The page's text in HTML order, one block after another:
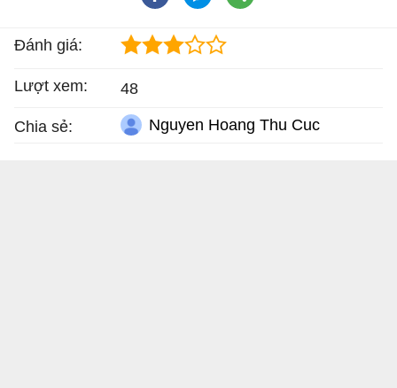
Đánh giá:
Lượt xem: 48
Chia sẻ: Nguyen Hoang Thu Cuc